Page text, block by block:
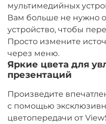
мультимедийных
Вам больше не нужно
устройство, чтобы
Просто измените
через меню.​
Яркие цвета для
презентаций​
Произведите
с помощью
цветопередачи от